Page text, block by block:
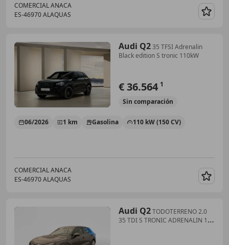
COMERCIAL ANACA
ES-46970 ALAQUAS
Audi Q235 TFSI Adrenalin
Black edition S tronic 110kW
€ 36.564 1
Sin comparación
06/2026 1 km Gasolina 110 kW (150 CV)
COMERCIAL ANACA
ES-46970 ALAQUAS
Audi Q2TODOTERRENO 2.0
35 TDI S TRONIC ADRENALIN 150